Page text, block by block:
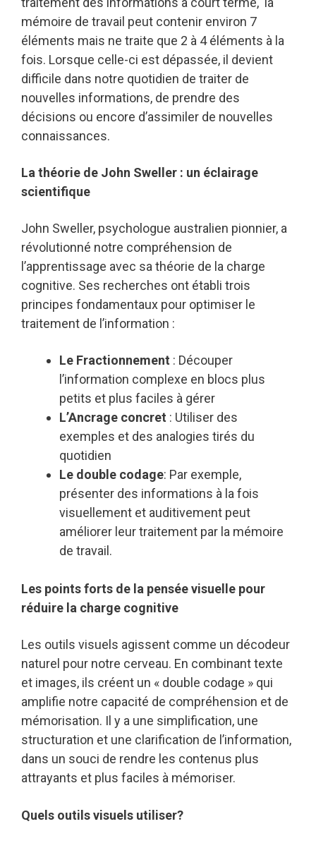
mémoire de travail peut contenir environ 7
éléments mais ne traite que 2 à 4 éléments à la
fois. Lorsque celle-ci est dépassée, il devient
difficile dans notre quotidien de traiter de
nouvelles informations, de prendre des
décisions ou encore d’assimiler de nouvelles
connaissances.
La théorie de John Sweller : un éclairage
scientifique
John Sweller, psychologue australien pionnier, a
révolutionné notre compréhension de
l’apprentissage avec sa théorie de la charge
cognitive. Ses recherches ont établi trois
principes fondamentaux pour optimiser le
traitement de l’information :
Le Fractionnement : Découper
l’information complexe en blocs plus
petits et plus faciles à gérer
L’Ancrage concret : Utiliser des
exemples et des analogies tirés du
quotidien
Le double codage: Par exemple,
présenter des informations à la fois
visuellement et auditivement peut
améliorer leur traitement par la mémoire
de travail.
Les points forts de la pensée visuelle pour
réduire la charge cognitive
Les outils visuels agissent comme un décodeur
naturel pour notre cerveau. En combinant texte
et images, ils créent un « double codage » qui
amplifie notre capacité de compréhension et de
mémorisation. Il y a une simplification, une
structuration et une clarification de l’information,
dans un souci de rendre les contenus plus
attrayants et plus faciles à mémoriser.
Quels outils visuels utiliser?